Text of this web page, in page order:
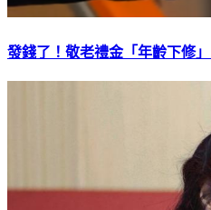
發錢了！敬老禮金「年齡下修